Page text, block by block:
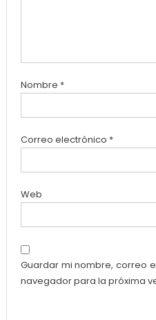
Nombre *
Correo electrónico *
Web
Guardar mi nombre, correo
navegador para la próxima